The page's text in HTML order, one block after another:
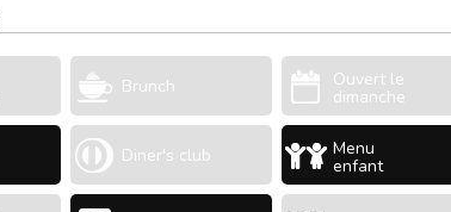
Brunch Ouvert le
dimanche
Diner's club Menu
enfant